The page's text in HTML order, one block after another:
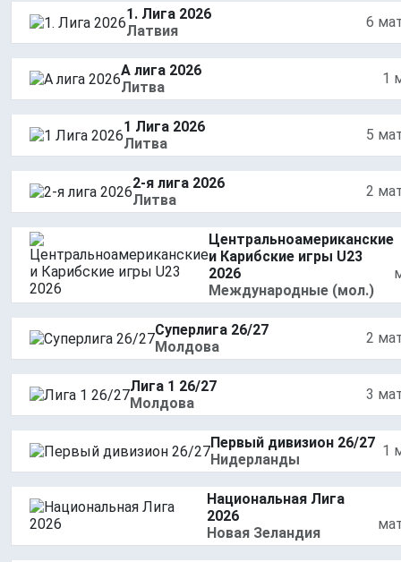
1. Лига 2026
Латвия
6
А лига 2026
Литва
1
1 Лига 2026
Литва
5
2-я лига 2026
Литва
2
Центральноамериканские
и Карибские игры U23
2026
Международные (мол.)
Суперлига 26/27
Молдова
2
Лига 1 26/27
Молдова
3
Первый дивизион 26/27
Нидерланды
1
Национальная Лига
2026
Новая Зеландия